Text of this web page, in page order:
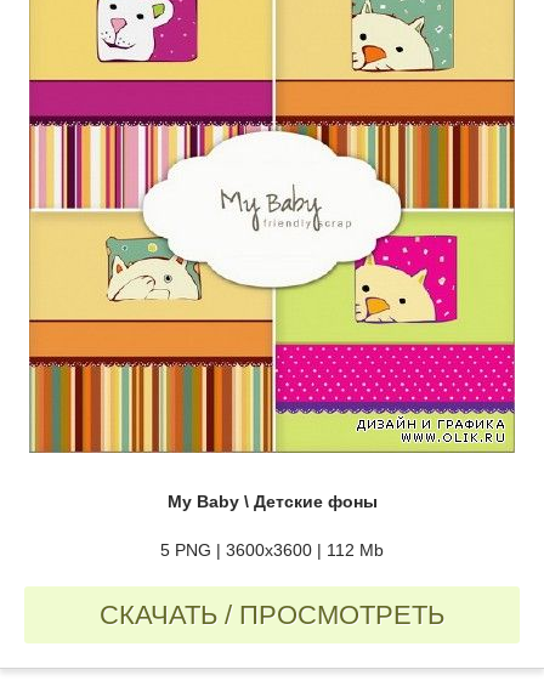
My Baby \ Детские фоны
5 PNG | 3600х3600 | 112 Mb
СКАЧАТЬ / ПРОСМОТРЕТЬ